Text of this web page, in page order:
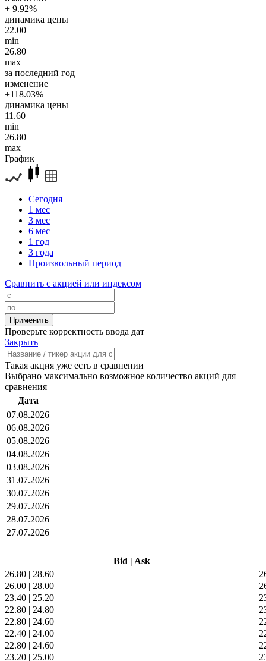
+ 9.92%
динамика цены
22.00
min
26.80
max
за последний год
изменение
+118.03%
динамика цены
11.60
min
26.80
max
График
Сегодня
1 мес
3 мес
6 мес
1 год
3 года
Произвольный период
Сравнить с акцией или индексом
Проверьте корректность ввода дат
Закрыть
Такая акция уже есть в сравнении
Выбрано максимально возможное количество акций для
сравнения
Дата
07.08.2026
06.08.2026
05.08.2026
04.08.2026
03.08.2026
31.07.2026
30.07.2026
29.07.2026
28.07.2026
27.07.2026
Bid | Ask
26.80 | 28.60
26.00 | 28.00
23.40 | 25.20
22.80 | 24.80
22.80 | 24.60
22.40 | 24.00
22.80 | 24.60
23.20 | 25.00